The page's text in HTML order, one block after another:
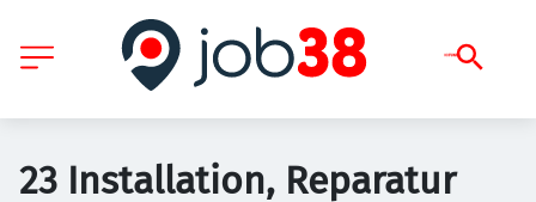
23 Installation, Reparatur